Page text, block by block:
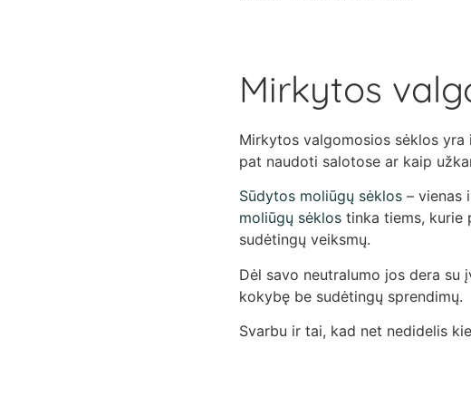
Mirkytos
Mirkytos valgomosios sėklos
pat naudoti salotose ar kaip
Sūdytos moliūgų sėklos– vienas
moliūgų sėklostinka tiems, kurie
sudėtingų veiksmų.
Dėl savo neutralumo jos dera
kokybę be sudėtingų sprendimų.
Svarbu ir tai, kad net nedidelis